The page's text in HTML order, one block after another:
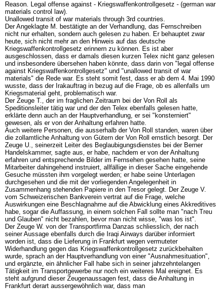
Reason. Legal offense against - Kriegswaffenkontrollgesetz - (german war
materials control law).
Unallowed transit of war materials through 3rd countries.
Der Angeklagte M. bestätigte an der Verhandlung, das Fernschreiben
nicht nur erhalten, sondern auch gelesen zu haben. Er behauptet zwar
heute, sich nicht mehr an den Hinweis auf das deutsche
Kriegswaffenkontrollgesetz erinnern zu können. Es ist aber
ausgeschlossen, dass er damals diesen kurzen Telex nicht ganz gelesen
und insbesondere übersehen haben könnte, dass darin von "legal offense
against Kriegswaffenkontrollgesetz" und "unallowed transit of war
materials" die Rede war. Es steht somit fest, dass er ab dem 4. Mai 1990
wusste, dass der Irakauftrag in bezug auf die Frage, ob es allenfalls um
Kriegsmaterial geht, problematisch war.
Der Zeuge T., der im fraglichen Zeitraum bei der Von Roll als
Speditionsleiter tätig war und der den Telex ebenfalls gelesen hatte,
erklärte denn auch an der Hauptverhandlung, er sei "konsterniert"
gewesen, als er von der Anhaltung erfahren hatte.
Auch weitere Personen, die ausserhalb der Von Roll standen, waren über
die zollamtliche Anhaltung von Gütern der Von Roll ernstlich besorgt. Der
Zeuge U., seinerzeit Leiter des Beglaubigungsdienstes bei der Berner
Handelskammer, sagte aus, er habe, nachdem er von der Anhaltung
erfahren und entsprechende Bilder im Fernsehen gesehen hatte, seine
Mitarbeiter dahingehend instruiert, allfällige in dieser Sache eingehende
Gesuche müssten ihm vorgelegt werden; er habe seine Unterlagen
durchgesehen und die mit der vorliegenden Angelegenheit in
Zusammenhang stehenden Papiere in den Tresor gelegt. Der Zeuge V.
vom Schweizerischen Bankverein vertrat auf die Frage, welche
Auswirkungen eine Beschlagnahme auf die Abwicklung eines Akkreditives
habe, sogar die Auffassung, in einem solchen Fall sollte man "nach Treu
und Glauben" nicht bezahlen, bevor man nicht wisse, "was los ist".
Der Zeuge W. von der Transportfirma Danzas schliesslich, der nach
seiner Aussage ebenfalls durch die Iraqi Airways darüber informiert
worden ist, dass die Lieferung in Frankfurt wegen vermuteter
Widerhandlung gegen das Kriegswaffenkontrollgesetz zurückbehalten
wurde, sprach an der Hauptverhandlung von einer "Ausnahmesituation",
und ergänzte, ein ähnlicher Fall habe sich in seiner jahrzehntelangen
Tätigkeit im Transportgewerbe nur noch ein weiteres Mal ereignet. Es
steht aufgrund dieser Zeugenaussagen fest, dass die Anhaltung in
Frankfurt derart aussergewöhnlich war, dass man